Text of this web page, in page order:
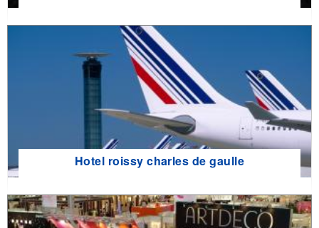
Hotel roissy charles de gaulle